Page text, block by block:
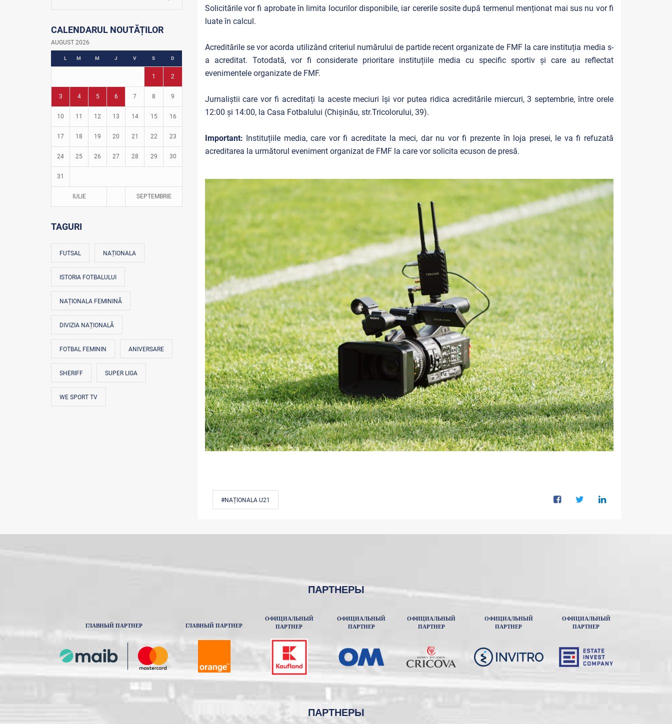
Istoria fotbalului
Turneul Viitorul
Fotbal în grădinițe
CALENDARUL NOUTĂȚILOR
AUGUST 2026
L M M J V S D
1 2
3 4 5 6 7 8 9
10 11 12 13 14 15 16
17 18 19 20 21 22 23
24 25 26 27 28 29 30
31
IULIE SEPTEMBRIE
TAGURI
FUTSAL NAȚIONALA
ISTORIA FOTBALULUI
NAȚIONALA FEMININĂ
DIVIZIA NAȚIONALĂ
FOTBAL FEMININ ANIVERSARE
SHERIFF SUPER LIGA
WE SPORT TV
Solicitările vor fi aprobate în limita locurilor disponibile, iar cererile sosite după termenul menționat mai sus nu vor fi
luate în calcul.
Acreditările se vor acorda utilizând criteriul numărului de partide recent organizate de FMF la care instituția media s-
a acreditat. Totodată, vor fi considerate prioritare instituțiile media cu specific sportiv și care au reflectat
evenimentele organizate de FMF.
Jurnaliștii care vor fi acreditați la aceste meciuri își vor putea ridica acreditările miercuri, 3 septembrie, între orele
12:00 și 14:00, la Casa Fotbalului (Chișinău, str.Tricolorului, 39).
Important: Instituțiile media, care vor fi acreditate la meci, dar nu vor fi prezente în loja presei, le va fi refuzată
acreditarea la următorul eveniment organizat de FMF la care vor solicita ecuson de presă.
#NAȚIONALA U21
ПАРТНЕРЫ
ГЛАВНЫЙ ПАРТНЕР ГЛАВНЫЙ ПАРТНЕР
ОФИЦИАЛЬНЫЙ
ПАРТНЕР
ОФИЦИАЛЬНЫЙ
ПАРТНЕР
ОФИЦИАЛЬНЫЙ
ПАРТНЕР
ОФИЦИАЛЬНЫЙ
ПАРТНЕР
ОФИЦИАЛЬНЫЙ
ПАРТНЕР
ПАРТНЕРЫ